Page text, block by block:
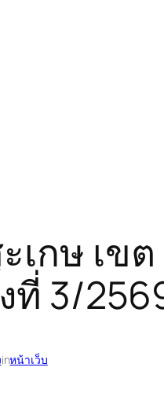
เกษ เข
ที่ 3/
inหน้าเว็บ